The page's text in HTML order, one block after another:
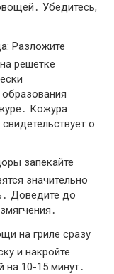
Убедитесь,
Разложите
решетке
Кожура
о
запекайте
значительно
Доведите до
на гриле сразу
и накройте
10-15 минут․